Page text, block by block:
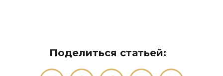
Поделиться статьей: